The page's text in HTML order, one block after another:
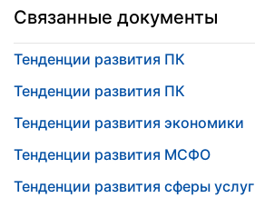
Связанные документы
Тенденции развития ПК
Тенденции развития ПК
Тенденции развития экономики
Тенденции развития МСФО
Тенденции развития сферы услуг